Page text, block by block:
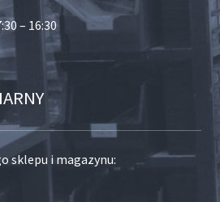
– 16:30
sklepu i magazynu: